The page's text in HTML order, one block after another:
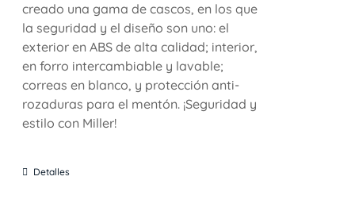
creado una gama de cascos, en los que
la seguridad y el diseño son uno: el
exterior en ABS de alta calidad; interior,
en forro intercambiable y lavable;
correas en blanco, y protección anti-
rozaduras para el mentón. ¡Seguridad y
estilo con Miller!
Detalles